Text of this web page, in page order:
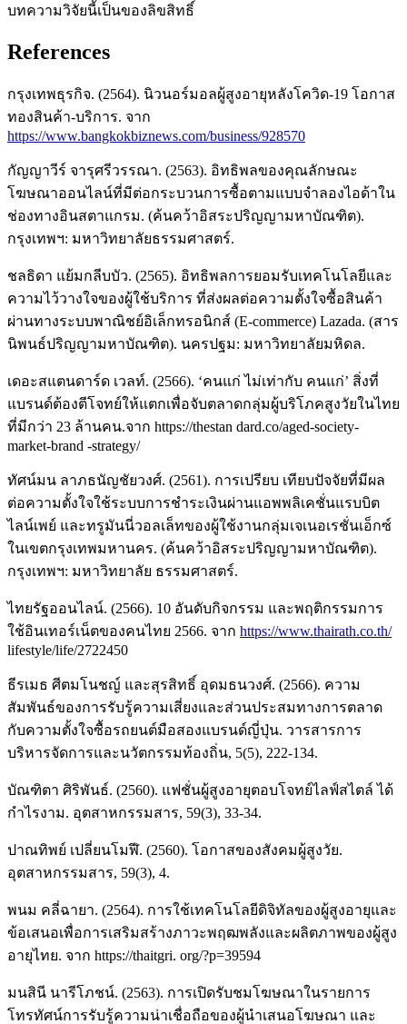
บทความวิจัยนี้เป็นของลิขสิทธิ์
References
กรุงเทพธุรกิจ. (2564). นิวนอร์มอลผู้สูงอายุหลังโควิด-19 โอกาส
ทองสินค้า-บริการ. จาก
https://www.bangkokbiznews.com/business/928570
กัญญาวีร์ จารุศรีวรรณา. (2563). อิทธิพลของคุณลักษณะ
โฆษณาออนไลน์ที่มีต่อกระบวนการซื้อตามแบบจำลองไอด้าใน
ช่องทางอินสตาแกรม. (ค้นคว้าอิสระปริญญามหาบัณฑิต).
กรุงเทพฯ: มหาวิทยาลัยธรรมศาสตร์.
ชลธิดา แย้มกลีบบัว. (2565). อิทธิพลการยอมรับเทคโนโลยีและ
ความไว้วางใจของผู้ใช้บริการ ที่ส่งผลต่อความตั้งใจซื้อสินค้า
ผ่านทางระบบพาณิชย์อิเล็กทรอนิกส์ (E-commerce) Lazada. (สาร
นิพนธ์ปริญญามหาบัณฑิต). นครปฐม: มหาวิทยาลัยมหิดล.
เดอะสแตนดาร์ด เวลท์. (2566). ‘คนแก่ ไม่เท่ากับ คนแก่’ สิ่งที่
แบรนด์ต้องตีโจทย์ให้แตกเพื่อจับตลาดกลุ่มผู้บริโภคสูงวัยในไทย
ที่มีกว่า 23 ล้านคน.จาก https://thestan dard.co/aged-society-
market-brand -strategy/
ทัศน์มน ลาภธนัญชัยวงศ์. (2561). การเปรียบ เทียบปัจจัยที่มีผล
ต่อความตั้งใจใช้ระบบการชำระเงินผ่านแอพพลิเคชั่นแรบบิต
ไลน์เพย์ และทรูมันนี่วอลเล็ทของผู้ใช้งานกลุ่มเจเนอเรชั่นเอ็กซ์
ในเขตกรุงเทพมหานคร. (ค้นคว้าอิสระปริญญามหาบัณฑิต).
กรุงเทพฯ: มหาวิทยาลัย ธรรมศาสตร์.
ไทยรัฐออนไลน์. (2566). 10 อันดับกิจกรรม และพฤติกรรมการ
ใช้อินเทอร์เน็ตของคนไทย 2566. จาก https://www.thairath.co.th/
lifestyle/life/2722450
ธีรเมธ ศีตมโนชญ์ และสุรสิทธิ์ อุดมธนวงศ์. (2566). ความ
สัมพันธ์ของการรับรู้ความเสี่ยงและส่วนประสมทางการตลาด
กับความตั้งใจซื้อรถยนต์มือสองแบรนด์ญี่ปุ่น. วารสารการ
บริหารจัดการและนวัตกรรมท้องถิ่น, 5(5), 222-134.
บัณฑิตา ศิริพันธ์. (2560). แฟชั่นผู้สูงอายุตอบโจทย์ไลฟ์สไตล์ ได้
กำไรงาม. อุตสาหกรรมสาร, 59(3), 33-34.
ปาณทิพย์ เปลี่ยนโมฬี. (2560). โอกาสของสังคมผู้สูงวัย.
อุตสาหกรรมสาร, 59(3), 4.
พนม คลี่ฉายา. (2564). การใช้เทคโนโลยีดิจิทัลของผู้สูงอายุและ
ข้อเสนอเพื่อการเสริมสร้างภาวะพฤฒพลังและผลิตภาพของผู้สูง
อายุไทย. จาก https://thaitgri. org/?p=39594
มนสินี นารีโภชน์. (2563). การเปิดรับชมโฆษณาในรายการ
โทรทัศน์การรับรู้ความน่าเชื่อถือของผู้นำเสนอโฆษณา และ